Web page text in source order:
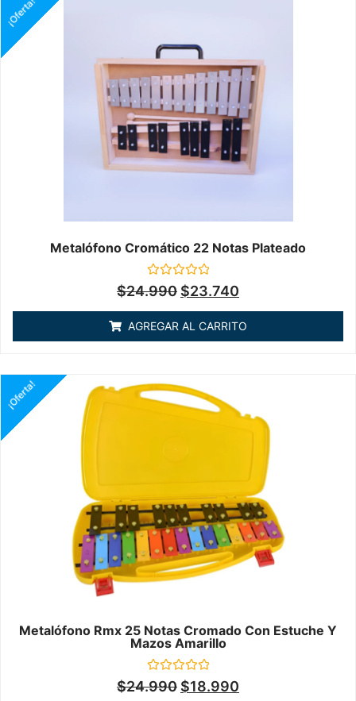
Metalófono Cromático 22 Notas Plateado
Valorado
en
5
¡Oferta!
$24.990 $23.740
AGREGAR AL CARRITO
Metalófono Rmx 25 Notas Cromado Con Estuche Y
Mazos Amarillo
Valorado
en
¡Oferta!
$24.990 $18.990